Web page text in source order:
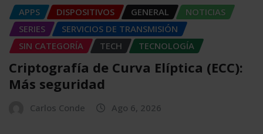
APPS DISPOSITIVOS GENERAL
NOTICIAS
SERIES
SERVICIOS DE TRANSMISIÓN
SIN CATEGORÍA
TECH TECNOLOGÍA
Criptografía de Curva Elíptica (ECC):
Más seguridad
Carlos Conde Ago 6, 2026